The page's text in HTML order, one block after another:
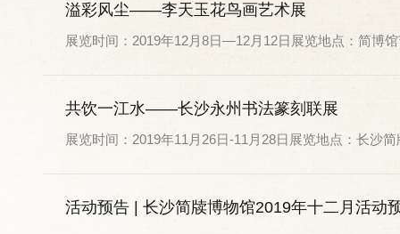
溢彩风尘——李天玉花鸟画艺术展
展览时间：2019年12月8日—12月12日展览地点：简博
共饮一江水——长沙永州书法篆刻联展
展览时间：2019年11月26日-11月28日展览地点：长沙
活动预告 | 长沙简牍博物馆2019年十二月活动